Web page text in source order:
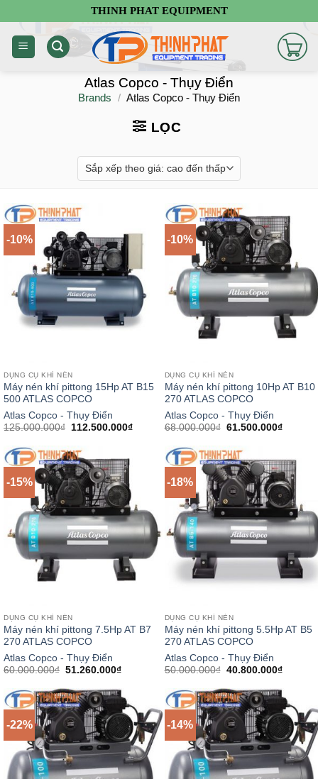
đến
dung
THINH PHAT EQUIPMENT
Atlas Copco - Thụy Điển
Brands / Atlas Copco - Thụy Điển
LỌC
-10%
DỤNG CỤ KHÍ NÉN
Máy nén khí pittong 15Hp AT B15
500 ATLAS COPCO
Atlas Copco - Thụy Điển
125.000.000₫ Giá
125.000.000₫.
112.500.000₫Giá
112.500.000₫.
-10%
DỤNG CỤ KHÍ NÉN
Máy nén khí pittong 10Hp AT B10
270 ATLAS COPCO
Atlas Copco - Thụy Điển
68.000.000₫ Giá
68.000.000₫.
61.500.000₫Giá
-15%
DỤNG CỤ KHÍ NÉN
Máy nén khí pittong 7.5Hp AT B7
270 ATLAS COPCO
Atlas Copco - Thụy Điển
60.000.000₫ Giá
là:
60.000.000₫.
51.260.000₫Giá
tại
là:
51.260.000₫.
-18%
DỤNG CỤ KHÍ NÉN
Máy nén khí pittong 5.5Hp AT B5
270 ATLAS COPCO
Atlas Copco - Thụy Điển
50.000.000₫ Giá
là:
50.000.000₫.
40.800.000₫Giá
tại
là:
-22% -14%